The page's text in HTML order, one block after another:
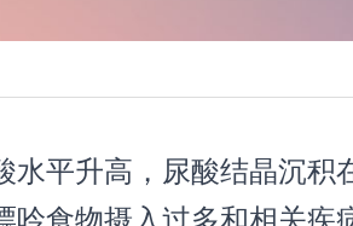
水平升高，尿酸结晶沉积